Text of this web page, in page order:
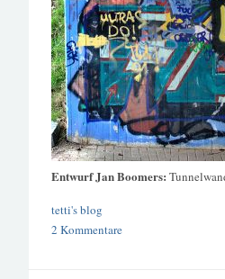
Entwurf Jan Boomers:
tetti's blog
2 Kommentare